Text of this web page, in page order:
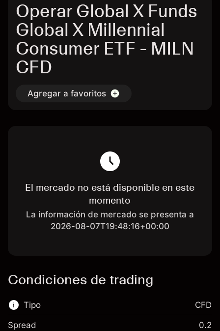
Operar Global X Funds
Global X Millennial
Consumer ETF - MILN
CFD
Agregar a favoritos
El mercado no está disponible en este
momento
La información de mercado se presenta a
2026-08-07T19:48:16+00:00
Condiciones de trading
Tipo CFD
Spread 0.2